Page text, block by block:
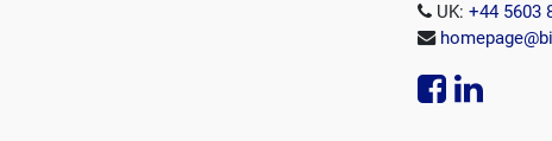
UK: +44 5603